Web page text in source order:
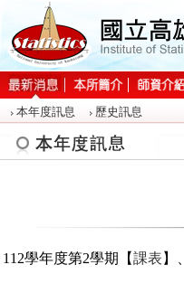
本年度訊息 歷史訊息
112學年度第2學期【課表 】